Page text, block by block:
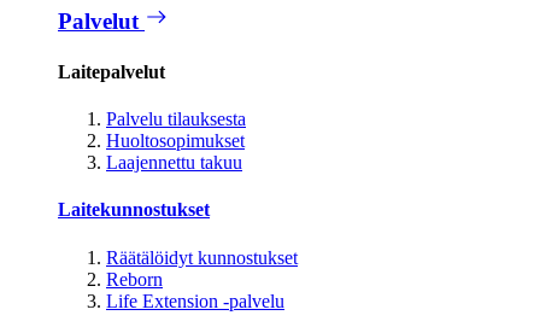
Palvelut
Laitepalvelut
Palvelu tilauksesta
Huoltosopimukset
Laajennettu takuu
Laitekunnostukset
Räätälöidyt kunnostukset
Reborn
Life Extension -palvelu